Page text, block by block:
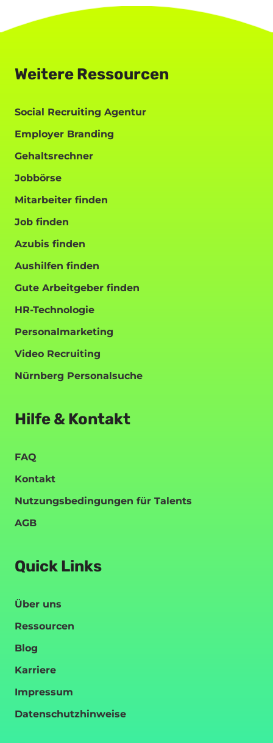
Weitere Ressourcen
Social Recruiting Agentur
Employer Branding
Gehaltsrechner
Jobbörse
Mitarbeiter finden
Job finden
Azubis finden
Aushilfen finden
Gute Arbeitgeber finden
HR-Technologie
Personalmarketing
Video Recruiting
Nürnberg Personalsuche
Hilfe & Kontakt
FAQ
Kontakt
Nutzungsbedingungen für Talents
AGB
Quick Links
Über uns
Ressourcen
Blog
Karriere
Impressum
Datenschutzhinweise